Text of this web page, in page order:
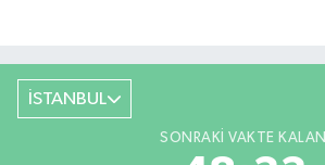
İSTANBUL
SONRAKI VAKTE KALAN